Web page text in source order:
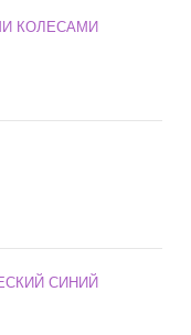
КОЛЕСАМИ
СИНИЙ